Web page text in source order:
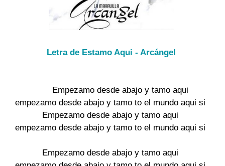
Letra de Estamo Aqui - Arcángel
empezamo desde abajo y tamo to el mundo aqui si
Empezamo desde abajo y tamo aqui
empezamo desde abajo y tamo to el mundo aqui si
Empezamo desde abajo y tamo aqui